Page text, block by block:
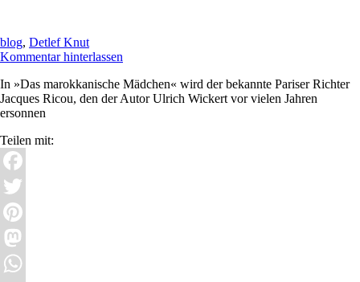
blog, Detlef Knut
Kommentar hinterlassen
In »Das marokkanische Mädchen« wird der bekannte Pariser Richter
Jacques Ricou, den der Autor Ulrich Wickert vor vielen Jahren
ersonnen
Teilen mit:
Facebook
Twitter
Pinterest
Mastodon